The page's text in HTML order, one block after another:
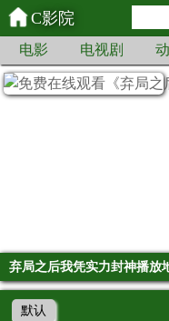
C影院
电影 电视剧
弃局之后我凭实力封神播放
默认